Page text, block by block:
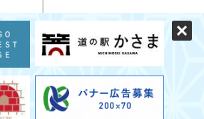
トフォン版 パソコン版
OF KASAMA.